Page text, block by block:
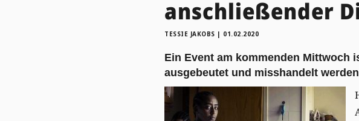
anschließender
TESSIE JAKOBS | 01.02.2020
Ein Event am kommenden Mittwoch
ausgebeutet und misshandelt